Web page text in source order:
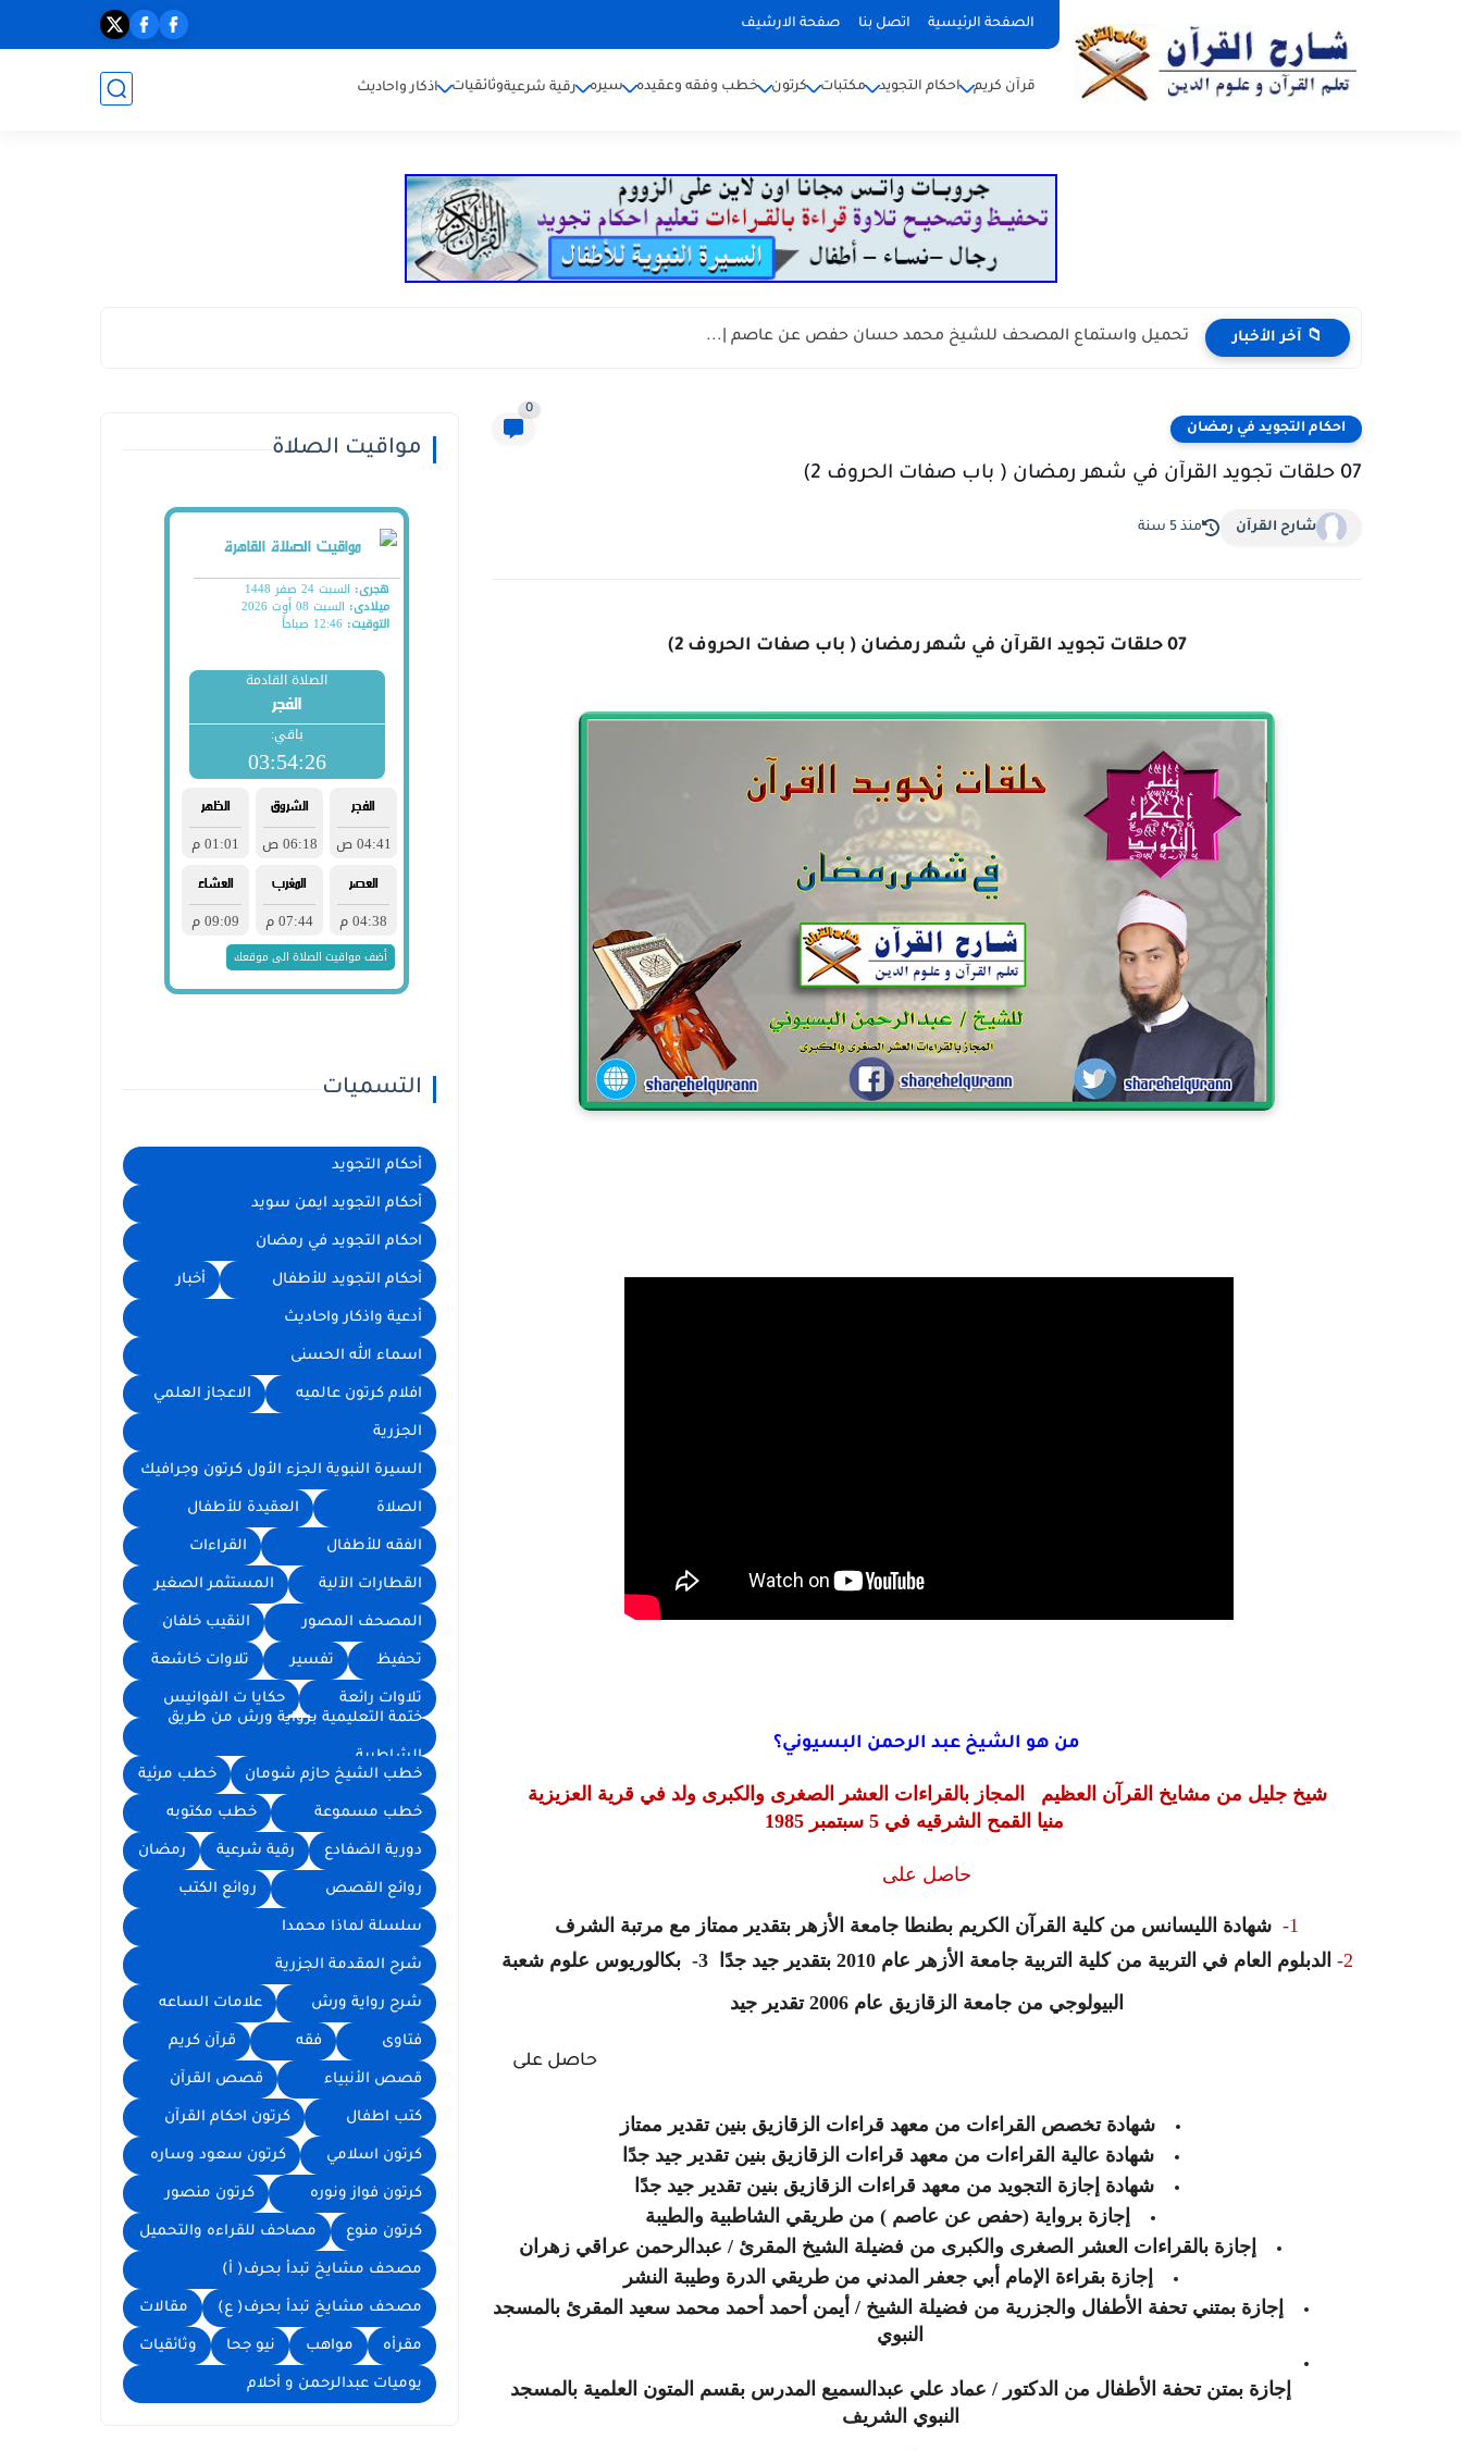
الصفحة الرئيسية اتصل بنا صفحة الارشيف
قرآن كريم احكام التجويد مكتبات كرتون خطب وفقه وعقيده سيره رقية شرعيةوثائقيات اذكار واحاديث
📁 آخر الأخبار تحميل واستماع المصحف للشيخ محمد حسان حفص عن عاصم |...
احكام التجويد في رمضان
0
07 حلقات تجويد القرآن في شهر رمضان ( باب صفات الحروف 2)
شارح القرآن منذ 5 سنة
07 حلقات تجويد القرآن في شهر رمضان ( باب صفات الحروف 2)
من هو الشيخ عبد الرحمن البسيوني؟
شيخ جليل من مشايخ القرآن العظيم المجاز بالقراءات العشر الصغرى والكبرى ولد في قرية العزيزية
منيا القمح الشرقيه في 5 سبتمبر 1985
حاصل على
1- شهادة الليسانس من كلية القرآن الكريم بطنطا جامعة الأزهر بتقدير ممتاز مع مرتبة الشرف
2-
الدبلوم العام في التربية من كلية التربية جامعة الأزهر عام 2010 بتقدير جيد جدًا
3- بكالوريوس علوم شعبة
البيولوجي من جامعة الزقازيق عام 2006 تقدير جيد
حاصل على
شهادة تخصص القراءات من معهد قراءات الزقازيق بنين تقدير ممتاز
شهادة عالية القراءات من معهد قراءات الزقازيق بنين تقدير جيد جدًا
شهادة إجازة التجويد من معهد قراءات الزقازيق بنين تقدير جيد جدًا
إجازة برواية (حفص عن عاصم ) من طريقي الشاطبية والطيبة
إجازة بالقراءات العشر الصغرى والكبرى من فضيلة الشيخ المقرئ / عبدالرحمن عراقي زهران
إجازة بقراءة الإمام أبي جعفر المدني من طريقي الدرة وطيبة النشر
إجازة بمتني تحفة الأطفال والجزرية من فضيلة الشيخ / أيمن أحمد أحمد محمد سعيد المقرئ بالمسجد
النبوي
إجازة بمتن تحفة الأطفال من الدكتور / عماد علي عبدالسميع المدرس بقسم المتون العلمية بالمسجد
النبوي الشريف
مواقيت الصلاة
التسميات
أحكام التجويد
أحكام التجويد ايمن سويد
احكام التجويد في رمضان
أحكام التجويد للأطفال أخبار
أدعية واذكار واحاديث
اسماء الله الحسنى
افلام كرتون عالميه الاعجاز العلمي
الجزرية
السيرة النبوية الجزء الأول كرتون وجرافيك
الصلاة العقيدة للأطفال
الفقه للأطفال القراءات
القطارات الآلية المستثمر الصغير
المصحف المصور النقيب خلفان
تحفيظ تفسير تلاوات خاشعة
تلاوات رائعة
حكايا ت الفوانيس
ختمة التعليمية برواية ورش من طريق
الشاطبية
خطب الشيخ حازم شومان
خطب مرئية
خطب مسموعة خطب مكتوبه
دورية الضفادع رقية شرعية رمضان
روائع القصص روائع الكتب
سلسلة لماذا محمدا
شرح المقدمة الجزرية
شرح رواية ورش علامات الساعه
فتاوى فقه قرآن كريم
قصص الأنبياء قصص القرآن
كتب اطفال كرتون احكام القرآن
كرتون اسلامي كرتون سعود وساره
كرتون فواز ونوره كرتون منصور
كرتون منوع مصاحف للقراءه والتحميل
مصحف مشايخ تبدأ بحرف( أ)
مصحف مشايخ تبدأ بحرف( ع) مقالات
مقرأه مواهب نيو جحا وثائقيات
يوميات عبدالرحمن و أحلام